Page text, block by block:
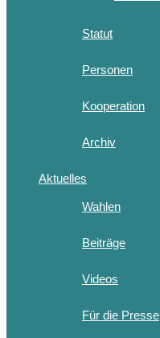
Statut
Personen
Kooperation
Archiv
Aktuelles
Wahlen
Beiträge
Videos
Für die Presse